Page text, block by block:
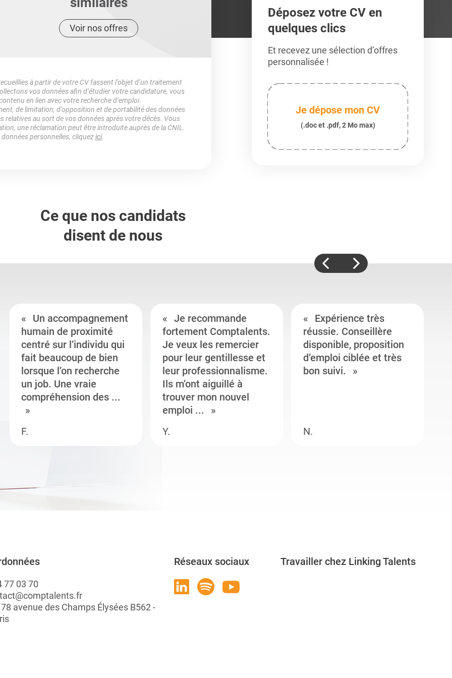
Voir nos offres
à partir de votre CV fassent l’objet d’un traitement
vos données afin d’étudier votre candidature, vous
en lien avec votre recherche d’emploi.
de limitation, d’opposition et de portabilité des données
au sort de vos données après votre décès. Vous
une réclamation peut être introduite auprès de la CNIL.
personnelles, cliquezici.
Déposez votre CV en
quelques clics
Et recevez une sélection d’offres
personnalisée !
Je dépose mon CV
(.doc et .pdf, 2 Mo max)
Ce que nos candidats
disent de nous
Un accompagnement
humain de proximité
centré sur l’individu qui
fait beaucoup de bien
lorsque l’on recherche
un job. Une vraie
compréhension des ...
F.
Je recommande
fortement Comptalents.
Je veux les remercier
pour leur gentillesse et
leur professionnalisme.
Ils m’ont aiguillé à
trouver mon nouvel
emploi ...
Y.
Expérience très
réussie. Conseillère
disponible, proposition
d’emploi ciblée et très
bon suivi.
N.
77 03 70
avenue des Champs Élysées B562 -
Réseaux sociaux Travailler chez Linking Talents